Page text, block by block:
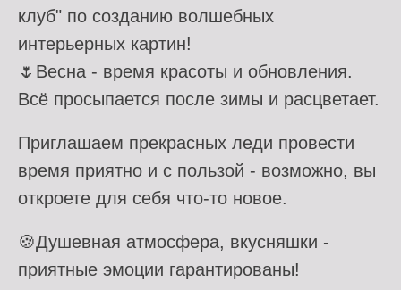
клуб" по созданию волшебных
интерьерных картин!
🌷Весна - время красоты и обновления.
Всё просыпается после зимы и расцветает.
Приглашаем прекрасных леди провести
время приятно и с пользой - возможно, вы
откроете для себя что-то новое.
🍪Душевная атмосфера, вкусняшки -
приятные эмоции гарантированы!